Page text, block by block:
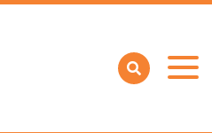
Open